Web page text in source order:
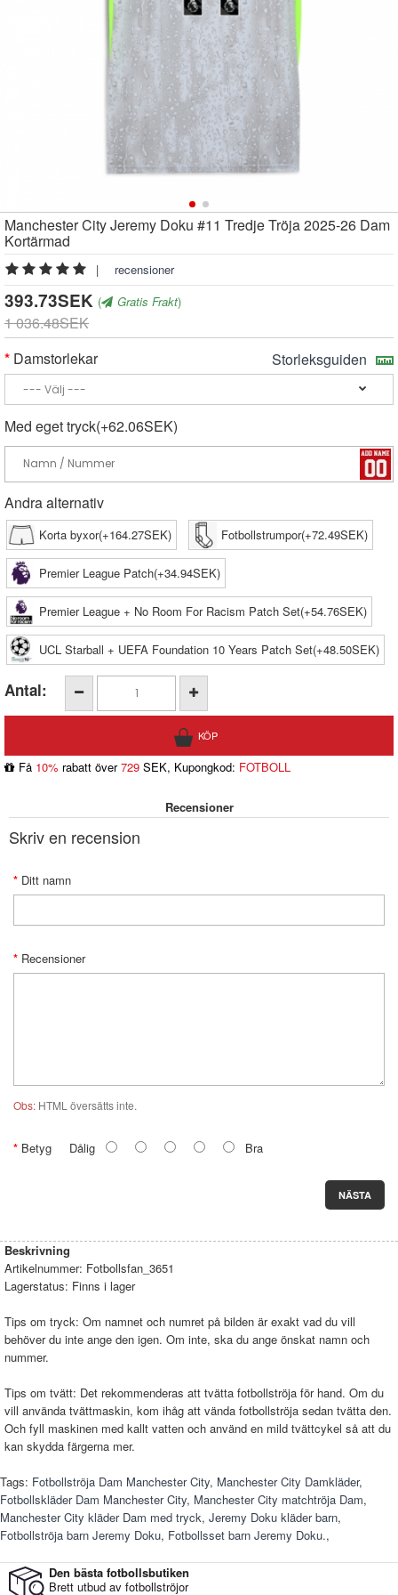
Manchester City Jeremy Doku #11 Tredje Tröja 2025-26 Dam
Kortärmad
| recensioner
393.73SEK ( Gratis Frakt)
1 036.48SEK
Damstorlekar
Storleksguiden
Med eget tryck(+62.06SEK)
Andra alternativ
Korta byxor(+164.27SEK) Fotbollstrumpor(+72.49SEK)
Premier League Patch(+34.94SEK)
Premier League + No Room For Racism Patch Set(+54.76SEK)
UCL Starball + UEFA Foundation 10 Years Patch Set(+48.50SEK)
Antal:
Få 10% rabatt över729 SEK, Kupongkod: FOTBOLL
Recensioner
Skriv en recension
Ditt namn
Recensioner
Obs: HTML översätts inte.
Betyg Dålig Bra
NÄSTA
Beskrivning
Artikelnummer: Fotbollsfan_3651
Lagerstatus: Finns i lager
Tips om tryck: Om namnet och numret på bilden är exakt vad du vill
behöver du inte ange den igen. Om inte, ska du ange önskat namn och
nummer.
Tips om tvätt: Det rekommenderas att tvätta fotbollströja för hand. Om du
vill använda tvättmaskin, kom ihåg att vända fotbollströja sedan tvätta den.
Och fyll maskinen med kallt vatten och använd en mild tvättcykel så att du
kan skydda färgerna mer.
Tags: Fotbollströja Dam Manchester City, Manchester City Damkläder,
Fotbollskläder Dam Manchester City, Manchester City matchtröja Dam,
Manchester City kläder Dam med tryck, Jeremy Doku kläder barn,
Fotbollströja barn Jeremy Doku, Fotbollsset barn Jeremy Doku.,
Den bästa fotbollsbutiken
Brett utbud av fotbollströjor